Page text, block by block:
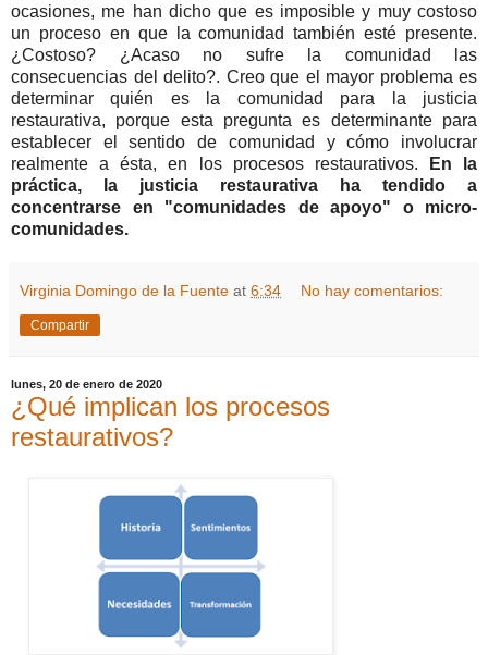
ocasiones, me han dicho que es imposible y muy costoso
un proceso en que la comunidad también esté presente.
¿Costoso? ¿Acaso no sufre la comunidad las
consecuencias del delito?. Creo que el mayor problema es
determinar quién es la comunidad para la justicia
restaurativa, porque esta pregunta es determinante para
establecer el sentido de comunidad y cómo involucrar
realmente a ésta, en los procesos restaurativos.
En la
práctica, la justicia restaurativa ha tendido a
concentrarse en "comunidades de apoyo" o micro-
comunidades.
Virginia Domingo de la Fuente at 6:34 No hay comentarios:
Compartir
lunes, 20 de enero de 2020
¿Qué implican los procesos
restaurativos?